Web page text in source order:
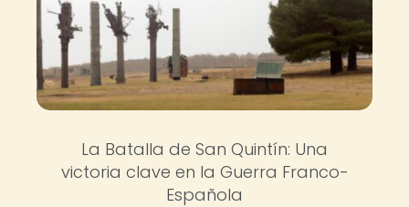
La Batalla de San Quintín: Una
victoria clave en la Guerra Franco-
Española